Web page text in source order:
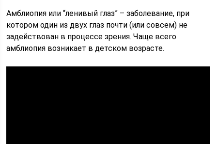
Амблиопия или “ленивый глаз” – заболевание, при
котором один из двух глаз почти (или совсем) не
задействован в процессе зрения. Чаще всего
амблиопия возникает в детском возрасте.